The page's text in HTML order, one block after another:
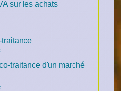
sur les achats
traitance
traitance d'un marché